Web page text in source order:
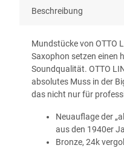
Beschreibung
Mundstücke von OTTO
Saxophon setzen einen
Soundqualität. OTTO
absolutes Muss in der
das nicht nur für
Neuauflage der
aus den 1940er
Bronze, 24k